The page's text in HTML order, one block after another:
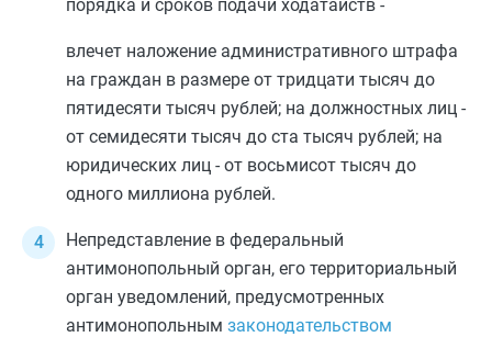
порядка и сроков подачи ходатайств -
влечет наложение административного штрафа
на граждан в размере от тридцати тысяч до
пятидесяти тысяч рублей; на должностных лиц -
от семидесяти тысяч до ста тысяч рублей; на
юридических лиц - от восьмисот тысяч до
одного миллиона рублей.
Непредставление в федеральный
антимонопольный орган, его территориальный
орган уведомлений, предусмотренных
антимонопольным законодательством